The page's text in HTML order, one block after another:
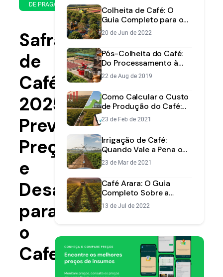
DE PRAGAS
de
2025
leitura
Safra
de
Café
2025/26:
Previsões,
Preços
e
Desafios
para
o
Cafeicultor
Colheita de Café: O
Guia Completo para o
Momento e Método
Ideal
20 de Jun de 2022
Pós-Colheita do Café:
Do Processamento à
Secagem com
Qualidade
22 de Aug de 2019
Como Calcular o Custo
de Produção do Café:
Guia Completo e
Prático
23 de Feb de 2021
Irrigação de Café:
Quando Vale a Pena o
Investimento?
23 de Mar de 2021
Café Arara: O Guia
Completo Sobre a
Variedade Resistente e
Produtiva
13 de Jul de 2022